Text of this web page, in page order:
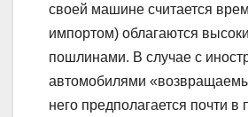
своей машине считается
импортом) облагаются
пошлинами. В случае с
автомобилями
него предполагается почти в